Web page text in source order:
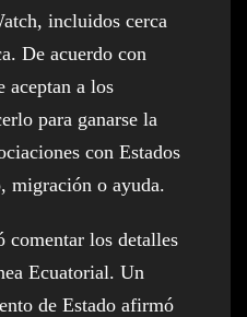
incluidos cerca
De acuerdo con
aceptan a los
para ganarse la
con Estados
migración o ayuda.
comentar los detalles
Ecuatorial. Un
de Estado afirmó